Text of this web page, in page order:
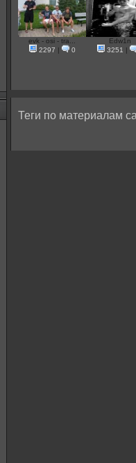
evk - osi - tra...
2297
0
Edw1n
3251
Теги по материалам